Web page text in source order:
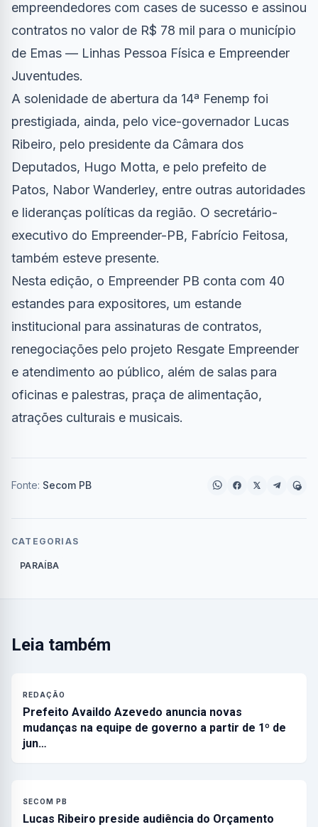
empreendedores com cases de sucesso e assinou
contratos no valor de R$ 78 mil para o município
de Emas — Linhas Pessoa Física e Empreender
Juventudes.
A solenidade de abertura da 14ª Fenemp foi
prestigiada, ainda, pelo vice-governador Lucas
Ribeiro, pelo presidente da Câmara dos
Deputados, Hugo Motta, e pelo prefeito de
Patos, Nabor Wanderley, entre outras autoridades
e lideranças políticas da região. O secretário-
executivo do Empreender-PB, Fabrício Feitosa,
também esteve presente.
Nesta edição, o Empreender PB conta com 40
estandes para expositores, um estande
institucional para assinaturas de contratos,
renegociações pelo projeto Resgate Empreender
e atendimento ao público, além de salas para
oficinas e palestras, praça de alimentação,
atrações culturais e musicais.
Fonte: Secom PB
CATEGORIAS
PARAÍBA
Leia também
REDAÇÃO
Prefeito Availdo Azevedo anuncia novas
mudanças na equipe de governo a partir de 1º de
jun…
SECOM PB
Lucas Ribeiro preside audiência do Orçamento